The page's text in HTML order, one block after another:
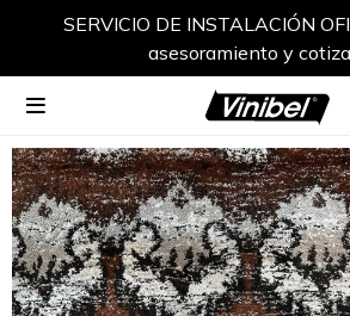
SERVICIO DE INSTALACIÓN
asesoramiento y
